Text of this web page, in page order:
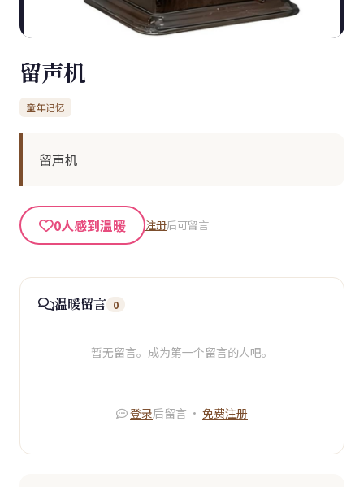
留声机
童年记忆
留声机
0人感到温暖 注册后可留言
温暖留言 0
暂无留言。成为第一个留言的人吧。
登录后留言 · 免费注册